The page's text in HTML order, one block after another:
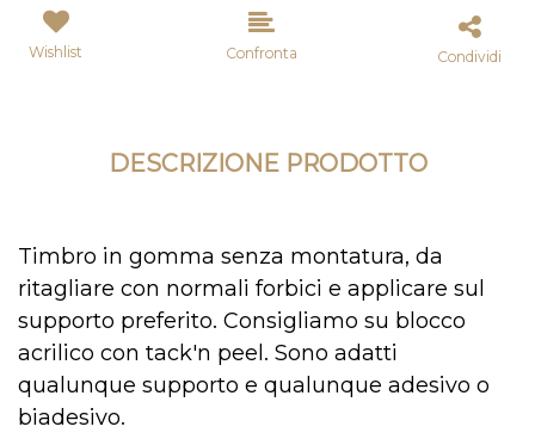
Wishlist Confronta Condividi
DESCRIZIONE PRODOTTO
Timbro in gomma senza montatura, da
ritagliare con normali forbici e applicare sul
supporto preferito. Consigliamo su blocco
acrilico con tack'n peel. Sono adatti
qualunque supporto e qualunque adesivo o
biadesivo.